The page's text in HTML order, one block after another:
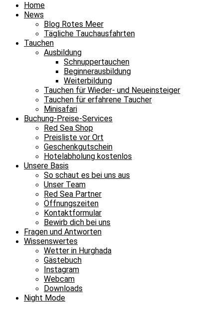
Home
News
Blog Rotes Meer
Tägliche Tauchausfahrten
Tauchen
Ausbildung
Schnuppertauchen
Beginnerausbildung
Weiterbildung
Tauchen für Wieder- und Neueinsteiger
Tauchen für erfahrene Taucher
Minisafari
Buchung-Preise-Services
Red Sea Shop
Preisliste vor Ort
Geschenkgutschein
Hotelabholung kostenlos
Unsere Basis
So schaut es bei uns aus
Unser Team
Red Sea Partner
Öffnungszeiten
Kontaktformular
Bewirb dich bei uns
Fragen und Antworten
Wissenswertes
Wetter in Hurghada
Gästebuch
Instagram
Webcam
Downloads
Night Mode